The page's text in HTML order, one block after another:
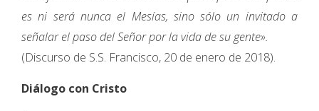
es ni será nunca el Mesías, sino sólo un invitado a
señalar el paso del Señor por la vida de su gente».
(Discurso de S.S. Francisco, 20 de enero de 2018).
Diálogo con Cristo